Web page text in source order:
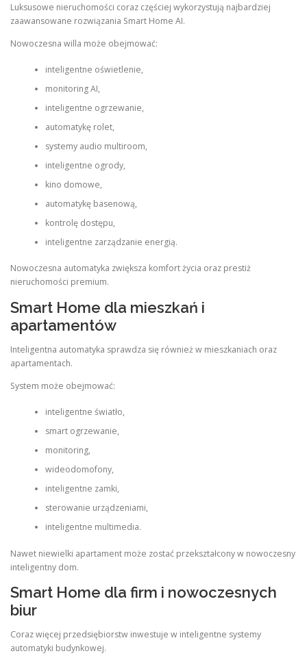
Luksusowe nieruchomości coraz częściej wykorzystują najbardziej
zaawansowane rozwiązania Smart Home AI.
Nowoczesna willa może obejmować:
inteligentne oświetlenie,
monitoring AI,
inteligentne ogrzewanie,
automatykę rolet,
systemy audio multiroom,
inteligentne ogrody,
kino domowe,
automatykę basenową,
kontrolę dostępu,
inteligentne zarządzanie energią.
Nowoczesna automatyka zwiększa komfort życia oraz prestiż
nieruchomości premium.
Smart Home dla mieszkań i
apartamentów
Inteligentna automatyka sprawdza się również w mieszkaniach oraz
apartamentach.
System może obejmować:
inteligentne światło,
smart ogrzewanie,
monitoring,
wideodomofony,
inteligentne zamki,
sterowanie urządzeniami,
inteligentne multimedia.
Nawet niewielki apartament może zostać przekształcony w nowoczesny
inteligentny dom.
Smart Home dla firm i nowoczesnych
biur
Coraz więcej przedsiębiorstw inwestuje w inteligentne systemy
automatyki budynkowej.